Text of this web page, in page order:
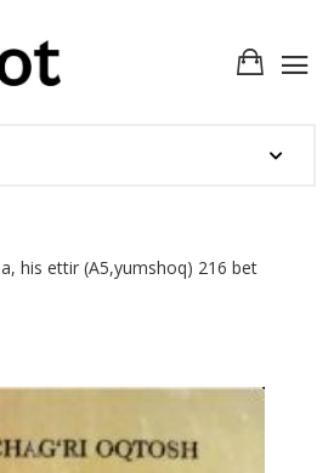
his ettir (A5,yumshoq) 216 bet